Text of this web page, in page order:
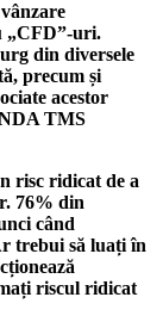
„CFD”-uri.
din diversele
precum și
acestor
TMS
risc ridicat de a
76% din
când
trebui să luați în
riscul ridicat